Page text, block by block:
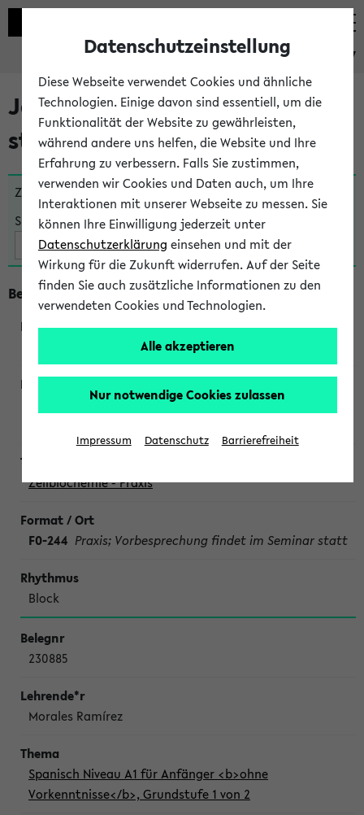
eKVV
Jetzt und in Kürze
stattfindende Veranstaltungen
Zu viele Veranstaltungen?Fakultät wählen
Suche:
Beginn um 9 Uhr
Fischer von Mollard, Damme, Lübke, Schwake,
Zellbiochemie - Praxis
F0-244 Praxis; Vorbesprechung findet im Seminar statt
Block
230885
Morales Ramírez
Spanisch Niveau A1 für Anfänger <b>ohne
Vorkenntnisse</b>, Grundstufe 1 von 2
Datenschutzeinstellung
Diese Webseite verwendet Cookies und ähnliche
Technologien. Einige davon sind essentiell, um die
Funktionalität der Website zu gewährleisten,
während andere uns helfen, die Website und Ihre
Erfahrung zu verbessern. Falls Sie zustimmen,
verwenden wir Cookies und Daten auch, um Ihre
Interaktionen mit unserer Webseite zu messen. Sie
können Ihre Einwilligung jederzeit unter
Datenschutzerklärung einsehen und mit der
Wirkung für die Zukunft widerrufen. Auf der Seite
finden Sie auch zusätzliche Informationen zu den
verwendeten Cookies und Technologien.
Alle akzeptieren
Nur notwendige Cookies zulassen
Impressum Datenschutz Barrierefreiheit